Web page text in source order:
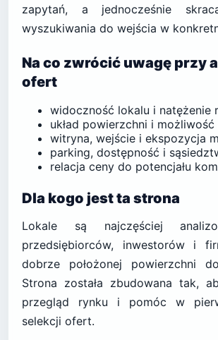
zapytań, a jednocześnie
wyszukiwania do wejścia w
Na co zwrócić uwagę przy
ofert
widoczność lokalu i natężenie
układ powierzchni i
witryna, wejście i ekspozycja
parking, dostępność i
relacja ceny do potencjału
Dla kogo jest ta strona
Lokale są najczęściej
przedsiębiorców, inwestorów i
dobrze położonej powierzchni
Strona została zbudowana tak,
przegląd rynku i pomóc w
selekcji ofert.